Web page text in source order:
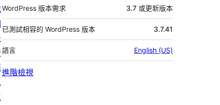
WordPress 版本需求 3.7 或更新版本
已測試相容的 WordPress 版本 3.7.41
語言 English (US)
進階檢視